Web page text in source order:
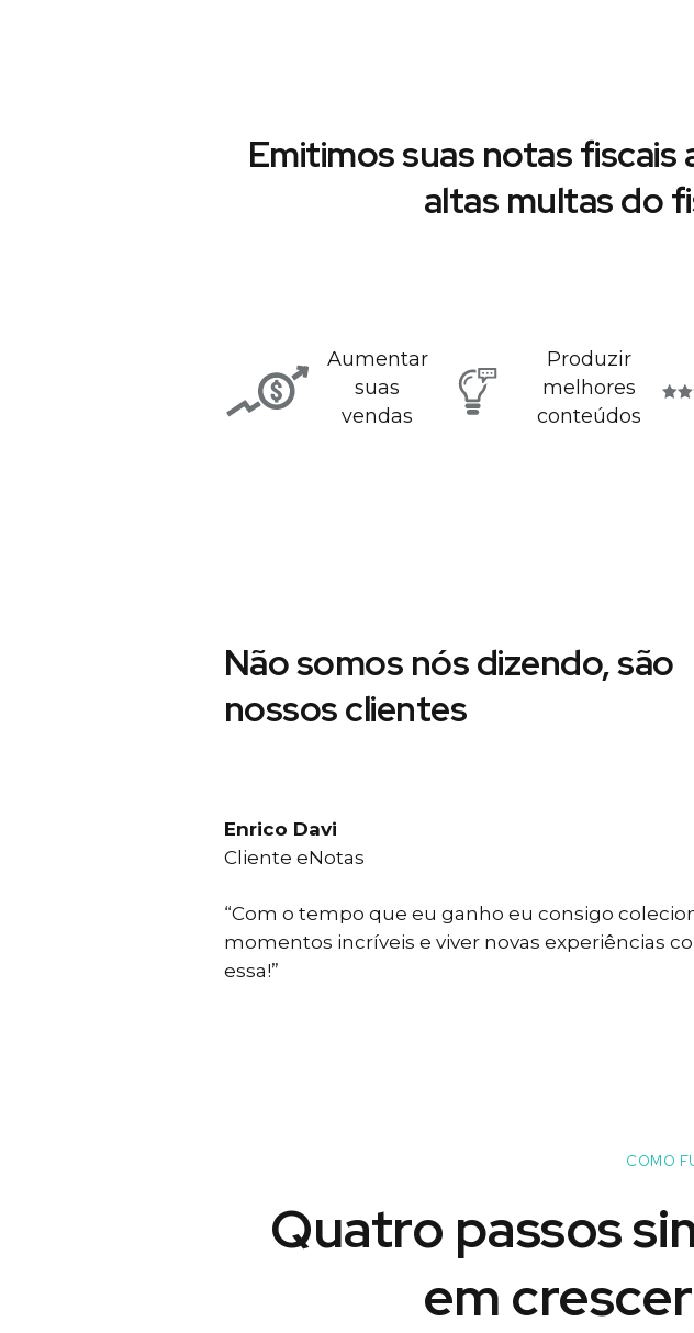
Emitimos suas notas
altas multas do
Aumentar
suas
vendas
Produzir
melhores
conteúdos
Não somos nós dizendo, são
nossos clientes
Enrico Davi
Cliente eNotas
“Com o tempo que eu ganho eu consigo
momentos incríveis e viver novas experiências
essa!”
COMO
Quatro passos
em